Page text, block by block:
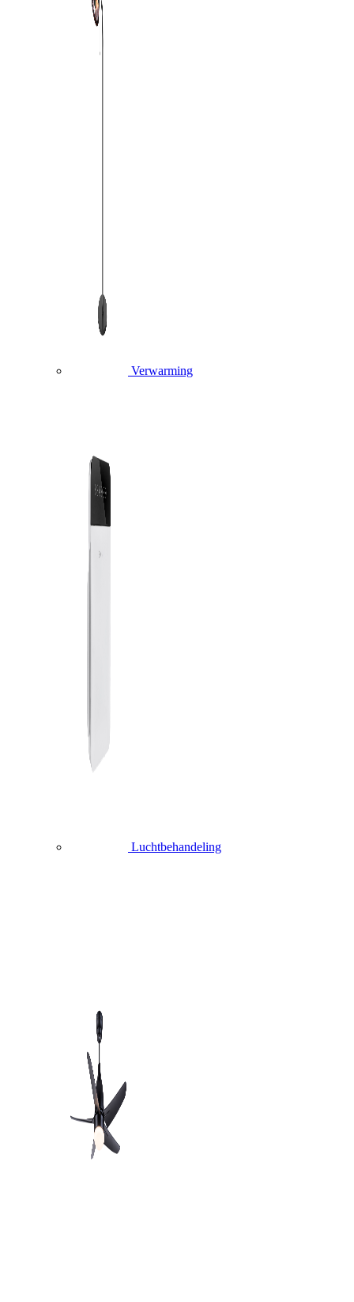
Verwarming
Luchtbehandeling